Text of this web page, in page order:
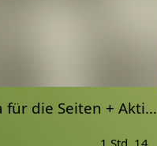
Yoga für die Seiten + Aktivierung im Seitstütz | Hatha Yoga
1 Std. 14